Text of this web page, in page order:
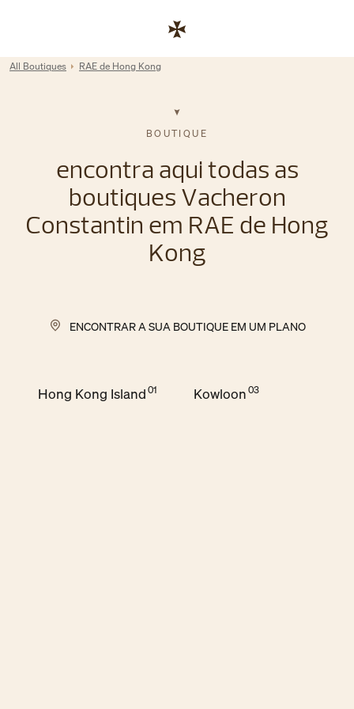
Link para site corporativo
Return to Nav
All Boutiques RAE de Hong Kong
BOUTIQUE
encontra aqui todas as
boutiques Vacheron
Constantin em RAE de Hong
Kong
ENCONTRAR A SUA BOUTIQUE EM UM PLANO
Hong Kong Island Kowloon